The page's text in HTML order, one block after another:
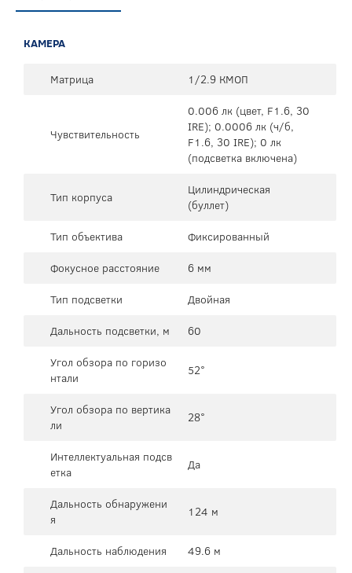
КАМЕРА
Матрица 1/2.9 КМОП
Чувствительность
0.006 лк (цвет, F1.6, 30
IRE); 0.0006 лк (ч/б,
F1.6, 30 IRE); 0 лк
(подсветка включена)
Тип корпуса
Цилиндрическая
(буллет)
Тип объектива
Фиксированный
Фокусное расстояние
6 мм
Тип подсветки
Двойная
Дальность подсветки, м
60
Угол обзора по горизо
нтали
52°
Угол обзора по вертика
ли
28°
Интеллектуальная подсв
етка
Да
Дальность обнаружени
я
124 м
Дальность наблюдения
49.6 м